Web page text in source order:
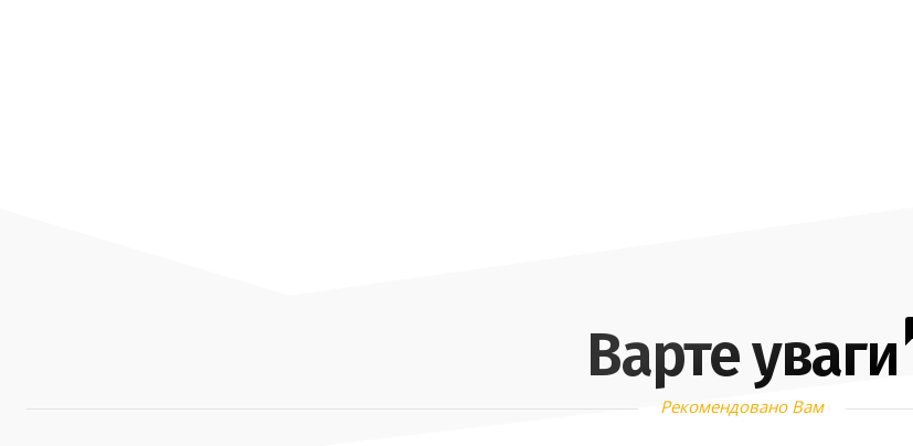
Варте уваги
Рекомендовано Вам